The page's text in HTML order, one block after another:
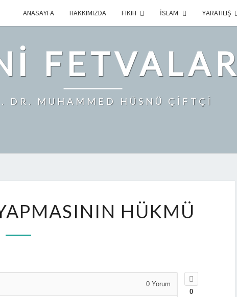
ANASAYFA HAKKIMIZDA FIKIH İSLAM YARATILIŞ
FETVALAR
DR. MUHAMMED HÜSNÜ ÇİFTÇİ
HÜKMÜ
0
0Yorum